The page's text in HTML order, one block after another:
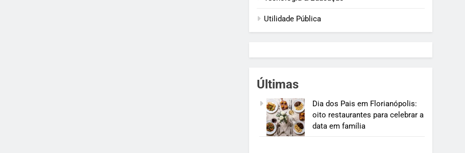
Utilidade Pública
Últimas
Dia dos Pais em Florianópolis:
oito restaurantes para celebrar a
data em família